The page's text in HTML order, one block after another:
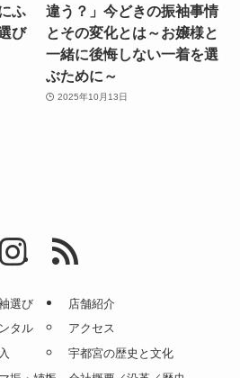
ふ
び
違う？」今どきの振袖事情
とその変化とは～お嬢様と
一緒に後悔しない一着を選
ぶために～
2025年10月13日
選び
タル
店舗紹介
アクセス
宇都宮の歴史と文化